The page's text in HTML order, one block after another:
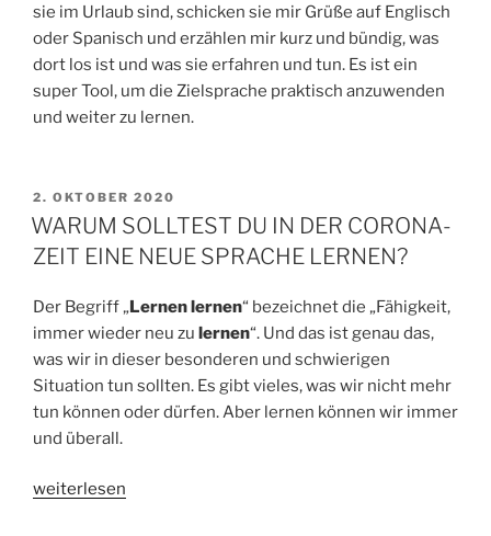
sie im Urlaub sind, schicken sie mir Grüße auf Englisch
oder Spanisch und erzählen mir kurz und bündig, was
dort los ist und was sie erfahren und tun. Es ist ein
super Tool, um die Zielsprache praktisch anzuwenden
und weiter zu lernen.
VERÖFFENTLICHT
AM
2. OKTOBER 2020
WARUM SOLLTEST DU IN DER CORONA-
ZEIT EINE NEUE SPRACHE LERNEN?
Der Begriff „Lernen lernen“ bezeichnet die „Fähigkeit,
immer wieder neu zu lernen“. Und das ist genau das,
was wir in dieser besonderen und schwierigen
Situation tun sollten. Es gibt vieles, was wir nicht mehr
tun können oder dürfen. Aber lernen können wir immer
und überall.
„WARUM
weiterlesen